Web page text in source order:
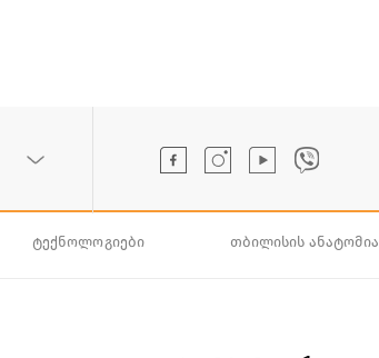
ტექნოლოგიები თბილისის ანატომია